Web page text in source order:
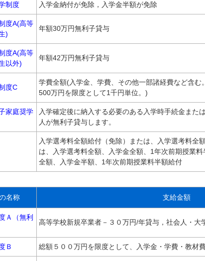
制度 入学金納付が免除，入学金半額が免除
度A(高等
)
年額30万円無利子貸与
度A(高等
以外)
年額42万円無利子貸与
度C
学費全額(入学金、学費、その他一部諸経費など含
500万円を限度として1千円単位。)
家庭奨学
入学確定後に納入する必要のある入学時手続金また
人が無利子貸与します。
入学選考料全額給付（免除）または、入学選考料全
は、入学選考料全額、入学金全額、1年次前期授業
全額、入学金半額、1年次前期授業料半額給付
名称 支給金額
Ａ（無利
高等学校新規卒業者－３０万円/年貸与，社会人・大
Ｂ 総額５００万円を限度として、入学金・学費・教材